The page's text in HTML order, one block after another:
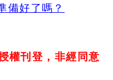
備好了嗎？
權刊登，非經同意